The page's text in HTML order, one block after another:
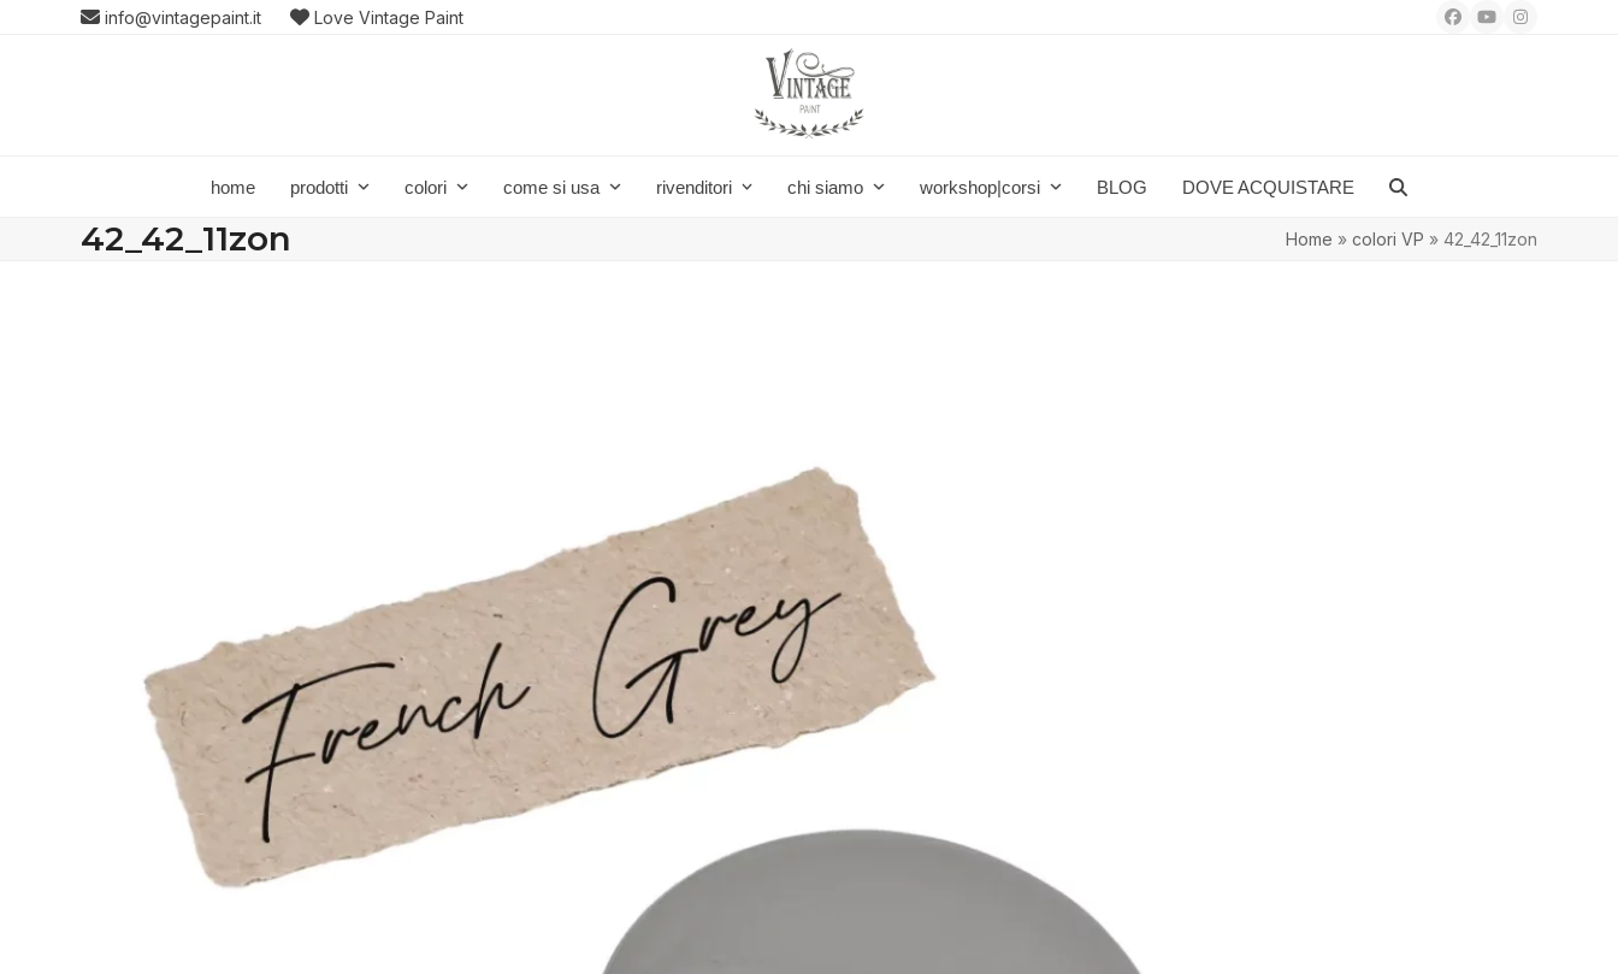
info@vintagepaint.it Love Vintage Paint Facebook
YouTubeInstagram
home prodotti colori come si usa rivenditori chi siamo workshop|corsi BLOG DOVE ACQUISTARE
42_42_11zon Home » colori VP » 42_42_11zon